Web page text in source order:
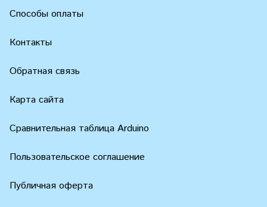
Способы оплаты
Контакты
Обратная связь
Карта сайта
Сравнительная таблица Arduino
Пользовательское соглашение
Публичная оферта